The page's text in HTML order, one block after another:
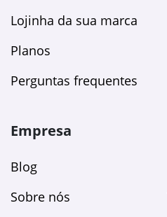
Lojinha da sua marca
Planos
Perguntas frequentes
Empresa
Blog
Sobre nós